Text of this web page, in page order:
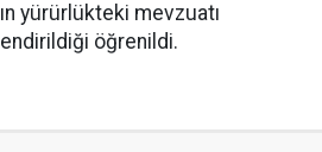
yürürlükteki mevzuatı
öğrenildi.